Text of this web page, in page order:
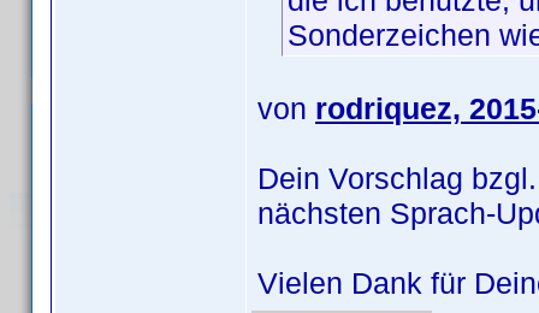
Sonderzeichen
von rodriquez,
Dein Vorschlag
nächsten Sprach-
Vielen Dank für